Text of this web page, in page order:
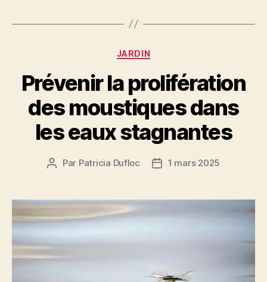
Catégories
JARDIN
Prévenir la prolifération
des moustiques dans
les eaux stagnantes
Auteur
Par Patricia Dufloc
Date1 mars 2025